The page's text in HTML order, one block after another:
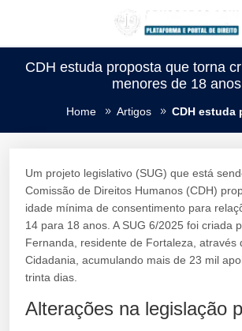
CDH estuda proposta que torna
menores de 18 anos
Home Artigos CDH estuda
Um projeto legislativo (SUG) que está
Comissão de Direitos Humanos (CDH)
idade mínima de consentimento para
14 para 18 anos. A SUG 6/2025 foi criada
Fernanda, residente de Fortaleza, através
Cidadania, acumulando mais de 23 mil
trinta dias.
Alterações na legislação